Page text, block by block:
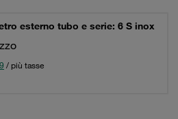
esterno tubo e serie: 6 S inox
/ più tasse